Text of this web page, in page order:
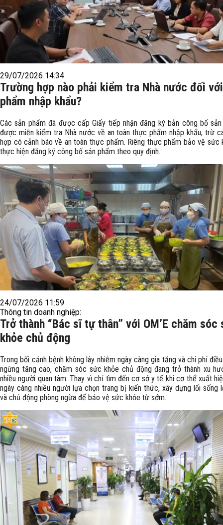
29/07/2026 14:34
Trường hợp nào phải kiểm tra Nhà nước đối
phẩm nhập khẩu?
Các sản phẩm đã được cấp Giấy tiếp nhận đăng ký bản công bố
được miễn kiểm tra Nhà nước về an toàn thực phẩm nhập khẩu, trừ
hợp có cảnh báo về an toàn thực phẩm. Riêng thực phẩm bảo vệ sức
thực hiện đăng ký công bố sản phẩm theo quy định.
24/07/2026 11:59
Thông tin doanh nghiệp:
Trở thành “Bác sĩ tự thân” với OM’E chăm sóc
khỏe chủ động
Trong bối cảnh bệnh không lây nhiễm ngày càng gia tăng và chi phí
ngừng tăng cao, chăm sóc sức khỏe chủ động đang trở thành xu
nhiều người quan tâm. Thay vì chỉ tìm đến cơ sở y tế khi cơ thể xuất
ngày càng nhiều người lựa chọn trang bị kiến thức, xây dựng lối sống
và chủ động phòng ngừa để bảo vệ sức khỏe từ sớm.